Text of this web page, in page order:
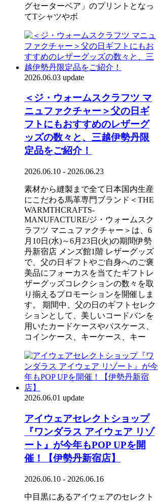
グセーターベア」のプリントとなっ
てTシャツやボ
2026.06.03 update
＜ジ・ウォームスクラフツ マ
ニュファクチャー＞父の日ギ
フトにもおすすめのレザーグ
ッズの数々と、三越伊勢丹限
定品をご紹介！
2026.06.10 - 2026.06.23
素材から縫製まで全て日本国内生産
にこだわる馬革専門ブランド＜THE
WARMTHCRAFTS-
MANUFACTURE/ジ・ウォームスク
ラフツ マニュファクチャー＞は、6
月10日(水)～6月23日(火)の期間伊勢
丹新宿店 メンズ館1階 レザーグッズ
で、父の日ギフトやご自身へのご褒
美品にフォーカスを当てたギフトレ
ザーグッズコレクションの数々を取
り揃えるプロモーションを開催しま
す。 期間中、父の日のギフトセレク
ションとして、美しいコードバンを
用いたカードケースやパスケース、
コインケース、キーケース、キー
2026.06.01 update
アイウェアセレクトショップ
『ワンダラス アイウェア リゾ
ート』が今年もPOP UPを開
催！【伊勢丹新宿店】
2026.06.10 - 2026.06.16
中目黒にあるアイウェアのセレクト